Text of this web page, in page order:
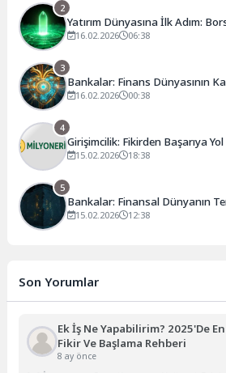
2
Yatırım Dünyasına İlk Adım:
16.02.2026 06:38
3
Bankalar: Finans Dünyasının
16.02.2026 00:38
4
Girişimcilik: Fikirden Başarıya
15.02.2026 18:38
5
Bankalar: Finansal Dünyanın
15.02.2026 12:38
Son Yorumlar
Ek İş Ne Yapabilirim? 2025'de
Fikir Ve Başlama Rehberi
8 ay önce